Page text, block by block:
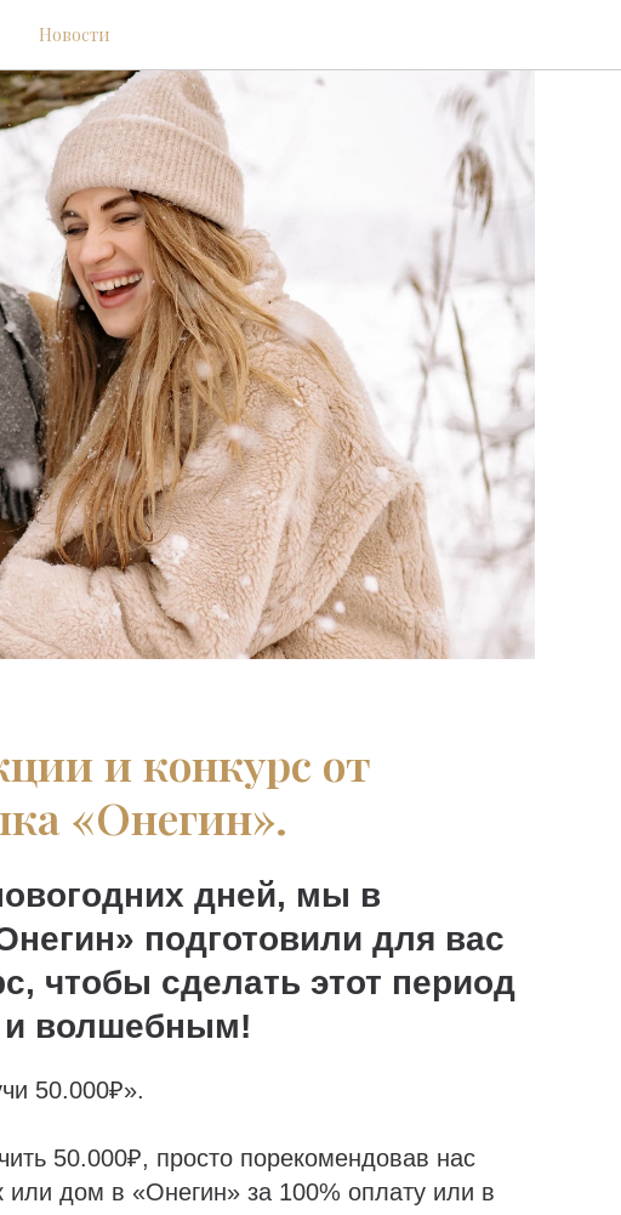
Новости
и конкурс от
«Онегин».
дней, мы в
подготовили для вас
чтобы сделать этот период
волшебным!
50.000₽».
50.000₽, просто порекомендовав нас
или дом в «Онегин» за 100% оплату или в